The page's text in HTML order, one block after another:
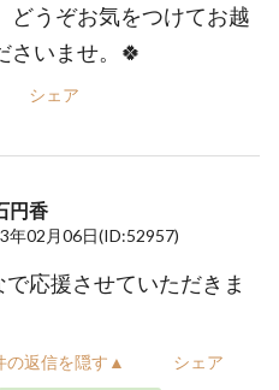
どうぞお気をつけてお越
さいませ。🍀
シェア
円香
年02月06日(ID:52957)
応援させていただきま
の返信を隠す▲ シェア